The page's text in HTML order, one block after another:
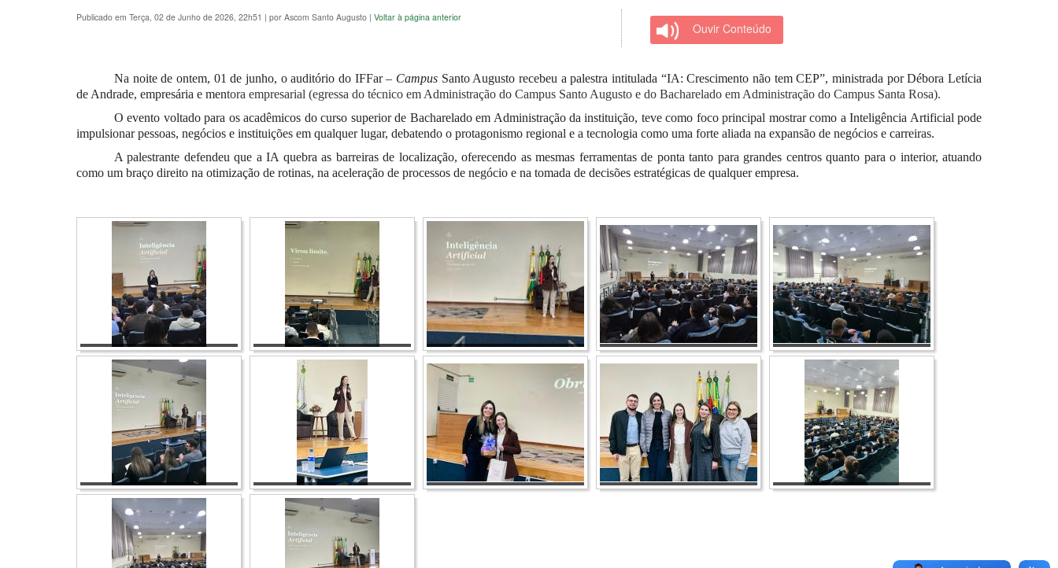
Publicado em Terça, 02 de Junho de 2026, 22h51 | por Ascom Santo Augusto | Voltar à página anterior
Ouvir Conteúdo
Na noite de ontem, 01 de junho, o auditório do IFFar – Campus Santo Augusto recebeu a palestra intitulada “IA: Crescimento não tem CEP”,ministrada por Débora Letícia
de Andrade, empresária e mentora empresarial (egressa do técnico em Administração do Campus Santo Augusto e do Bacharelado em Administração do Campus Santa Rosa).
O evento voltado para os acadêmicos do curso superior de Bacharelado em Administração da instituição, teve como foco principal mostrar como a Inteligência Artificial pode
impulsionar pessoas, negócios e instituições em qualquer lugar, debatendo o protagonismo regional e a tecnologia como uma forte aliada na expansão de negócios e carreiras.
A palestrante defendeu que a IA quebra as barreiras de localização, oferecendo as mesmas ferramentas de ponta tanto para grandes centros quanto para o interior, atuando
como um braço direito na otimização de rotinas, na aceleração de processos de negócio e na tomada de decisões estratégicas de qualquer empresa.